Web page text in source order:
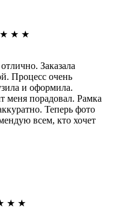
★ ★ ★
Заказала
Процесс очень
и оформила.
меня порадовал. Рамка
Теперь фото
всем, кто хочет
★ ★